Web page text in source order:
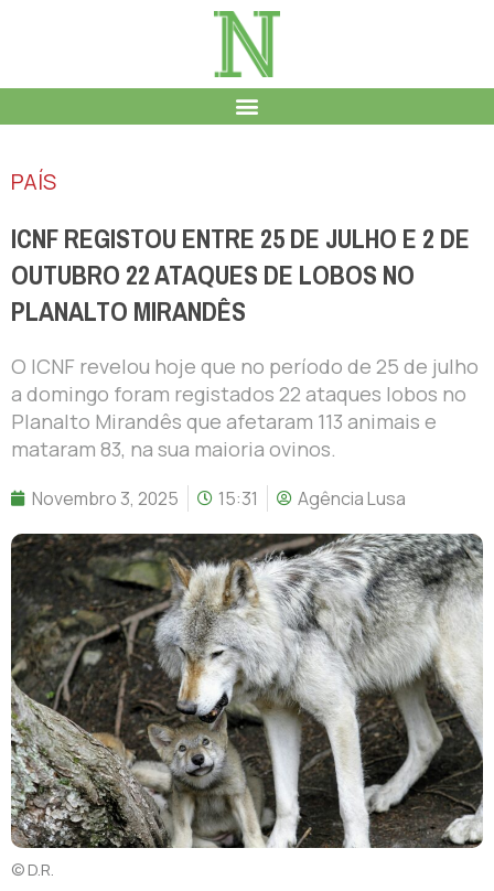
PAÍS
ICNF REGISTOU ENTRE 25 DE JULHO E 2 DE
OUTUBRO 22 ATAQUES DE LOBOS NO
PLANALTO MIRANDÊS
O ICNF revelou hoje que no período de 25 de julho
a domingo foram registados 22 ataques lobos no
Planalto Mirandês que afetaram 113 animais e
mataram 83, na sua maioria ovinos.
Novembro 3, 2025 15:31 Agência Lusa
© D.R.